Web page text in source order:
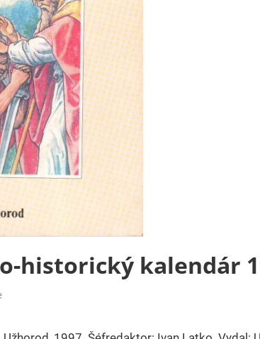
historický kalendár